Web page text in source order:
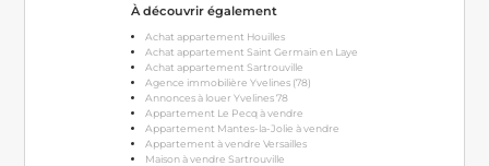
À découvrir également
Achat appartement Houilles
Achat appartement Saint Germain en Laye
Achat appartement Sartrouville
Agence immobilière Yvelines (78)
Annonces à louer Yvelines 78
Appartement Le Pecq à vendre
Appartement Mantes-la-Jolie à vendre
Appartement à vendre Versailles
Maison à vendre Sartrouville